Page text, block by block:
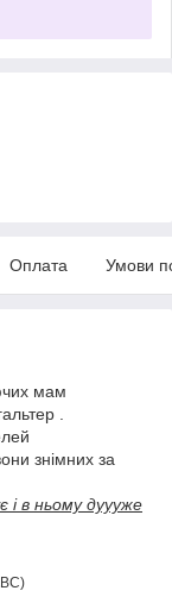
Оплата Умови
мам
.
знімних за
і в ньому дуууже